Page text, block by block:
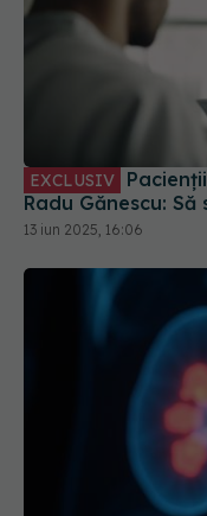
EXCLUSIV
Radu Gănescu:
13 iun 2025, 16:06